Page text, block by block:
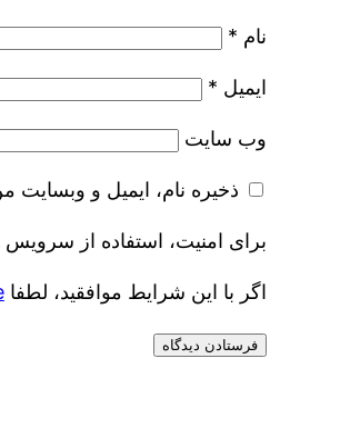
نام *
ایمیل *
وب‌ سایت
ذخیره نام، ایمیل و
برای امنیت، استفاده از سرویس reCAPTCHA گوگل مورد نیاز است که موضوع گوگل است
اگر با این شرایط موافقید، لطفا